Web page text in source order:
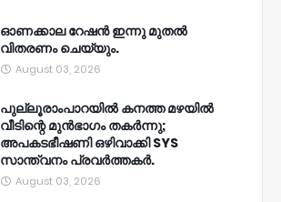
ഓണക്കാല റേഷൻ ഇന്നു മുതല്‍
വിതരണം ചെയ്യും.
August 03, 2026
പുല്ലൂരാംപാറയിൽ കനത്ത മഴയിൽ
വീടിന്റെ മുൻഭാഗം തകർന്നു;
അപകടഭീഷണി ഒഴിവാക്കി SYS
സാന്ത്വനം പ്രവർത്തകർ.
August 03, 2026